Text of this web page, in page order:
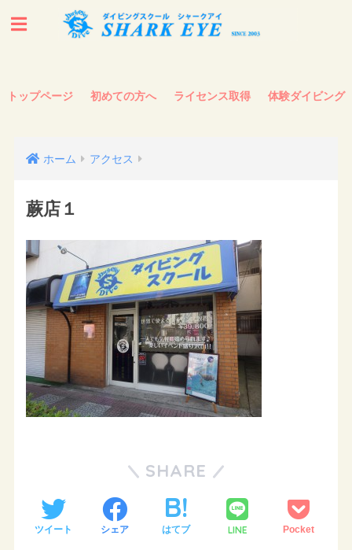
トップページ 初めての方へ ライセンス取得 体験ダイビング
ホーム アクセス
蕨店１
SHARE
ツイート シェア はてブ LINE Pocket